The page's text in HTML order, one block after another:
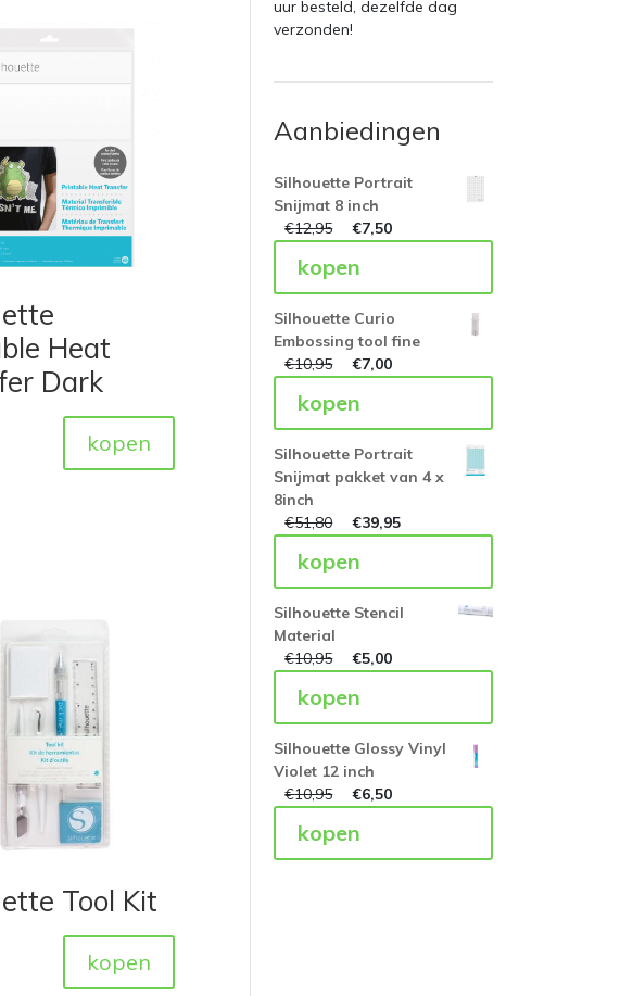
Heat
Dark
kopen
Tool Kit
kopen
uur besteld, dezelfde dag
verzonden!
Aanbiedingen
Silhouette Portrait
Snijmat 8 inch
€12,95 €7,50
kopen
Silhouette Curio
Embossing tool fine
€10,95 €7,00
kopen
Silhouette Portrait
Snijmat pakket van 4 x
8inch
€51,80 €39,95
kopen
Silhouette Stencil
Material
€10,95 €5,00
kopen
Silhouette Glossy Vinyl
Violet 12 inch
€10,95 €6,50
kopen